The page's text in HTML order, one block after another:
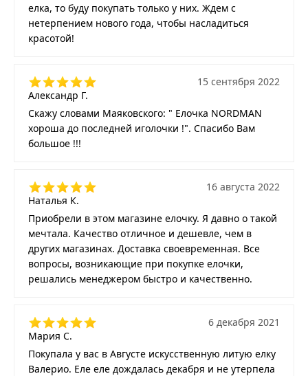
елка, то буду покупать только у них. Ждем с
нетерпением нового года, чтобы насладиться
красотой!
Александр Г.
15 сентября 2022
Скажу словами Маяковского: " Елочка NORDMAN
хороша до последней иголочки !". Спасибо Вам
большое !!!
Наталья К.
16 августа 2022
Приобрели в этом магазине елочку. Я давно о такой
мечтала. Качество отличное и дешевле, чем в
других магазинах. Доставка своевременная. Все
вопросы, возникающие при покупке елочки,
решались менеджером быстро и качественно.
Мария С.
6 декабря 2021
Покупала у вас в Августе искусственную литую елку
Валерио. Еле еле дождалась декабря и не утерпела